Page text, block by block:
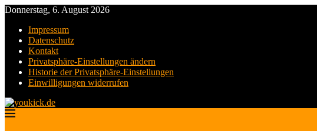
Donnerstag, 6. August 2026
Impressum
Datenschutz
Kontakt
Privatsphäre-Einstellungen ändern
Historie der Privatsphäre-Einstellungen
Einwilligungen widerrufen